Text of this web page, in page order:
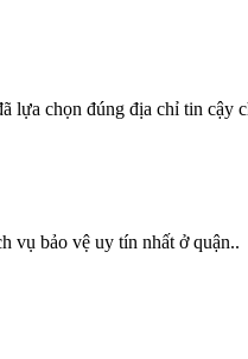
lựa chọn đúng địa chỉ tin cậy
vụ bảo vệ uy tín nhất ở quận..